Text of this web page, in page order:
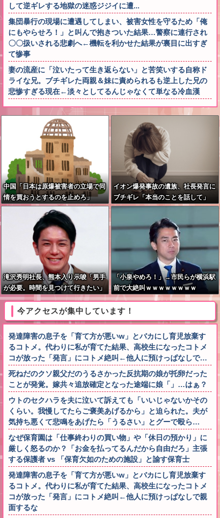
して逆ギレする地獄の迷惑ジジイに遭...
集団暴行の現場に遭遇してしまい、被害女性を守るため「俺
にもやらせろ！」と叫んで抱きついた結果…警察に連行され
〇〇扱いされる悲劇へ←機転を利かせた結果が裏目に出すぎ
て惨事
妻の流産に「泣いたって生き返らない」と苦笑いする自称ド
ライな兄。ブチギレた両親＆妹に責められるも逆上した兄の
悲惨すぎる現在←淡々としてるんじゃなくて単なる冷血漢
中国「日本は原爆被害者の立場で同
情を買おうとするのを止めろ」
イオン爆発事故の遺族、社長発言に
ブチギレ「本当のことを話して」
滝沢秀明社長、熊本入り示唆「男手
が必要。時間を見つけて行きたい」
「小泉やめろ！」→市民らが横浜駅
前で大絶叫ｗｗｗｗｗｗｗｗ
今アクセスが集中しています！
発達障害の息子を「育て方が悪いw」とバカにし育児放棄す
るコトメ。代わりに私が育てた結果、高校生になったコトメ
コが放った「発言」にコトメ絶叫←他人に預けっぱなしで…
死ねだのクソ親父だのうるさかった反抗期の娘が托卵だった
ことが発覚。嫁共々追放確定となった途端に娘「」…はぁ？
ウトのセクハラを夫に泣いて訴えても「いいじゃないかその
くらい。我慢してたらご褒美あげるから」と迫られた。夫が
気持ち悪くて悲鳴をあげたら「うるさい」とグーで殴ら…
なぜ保育園は「仕事終わりの買い物」や「休日の預かり」に
厳しく怒るのか？「お金を払ってるんだから自由だろ」主張
する保護者 vs 「保育欠如のための施設」と諭す保育士
発達障害の息子を「育て方が悪いw」とバカにし育児放棄す
るコトメ。代わりに私が育てた結果、高校生になったコトメ
コが放った「発言」にコトメ絶叫←他人に預けっぱなしで親
面するな